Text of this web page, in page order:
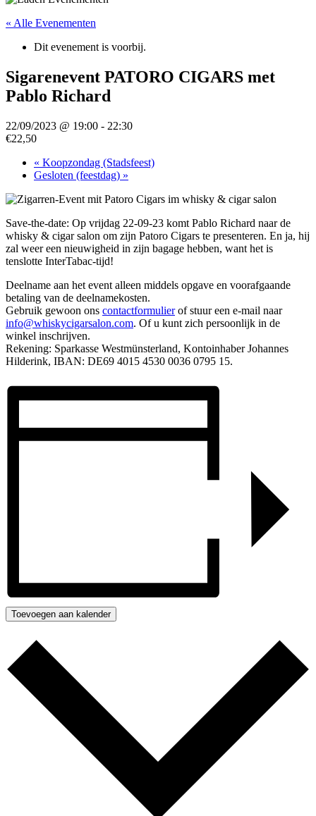
« Alle Evenementen
Dit evenement is voorbij.
Sigarenevent PATORO CIGARS met
Pablo Richard
22/09/2023 @ 19:00 - 22:30
€22,50
« Koopzondag (Stadsfeest)
Gesloten (feestdag) »
Save-the-date: Op vrijdag 22-09-23 komt Pablo Richard naar de
whisky & cigar salon om zijn Patoro Cigars te presenteren. En ja, hij
zal weer een nieuwigheid in zijn bagage hebben, want het is
tenslotte InterTabac-tijd!
Deelname aan het event alleen middels opgave en voorafgaande
betaling van de deelnamekosten.
Gebruik gewoon ons contactformulierof stuur een e-mail naar
info@whiskycigarsalon.com. Of u kunt zich persoonlijk in de
winkel inschrijven.
Rekening: Sparkasse Westmünsterland, Kontoinhaber Johannes
Hilderink, IBAN: DE69 4015 4530 0036 0795 15.
Toevoegen aan kalender